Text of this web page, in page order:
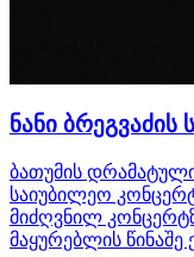
ნანი
ბათუმის
საიუბილეო
მიძღვნილ
მაყურებლის წინაშე